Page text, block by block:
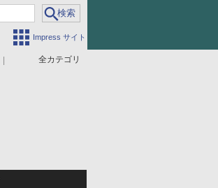
Impress サイト
全カテゴリ